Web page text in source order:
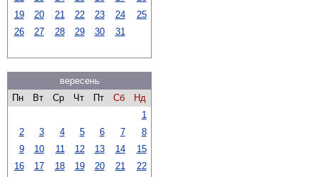
19
20 21 22 23 24
25
26
27 28 29 30 31
вересень
Пн
Вт Ср Чт Пт Сб
Нд
1
2
3 4 5 6 7
8
9
10 11 12 13 14
15
16
17 18 19 20 21
22